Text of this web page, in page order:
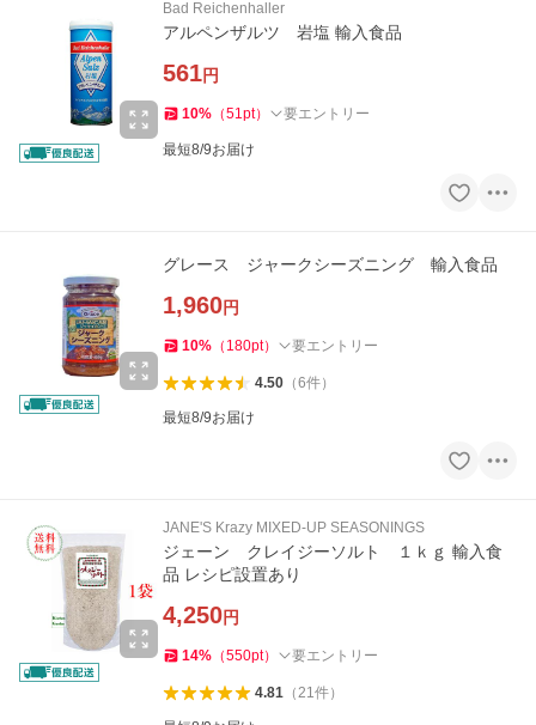
Bad Reichenhaller
アルペンザルツ 岩塩 輸入食品
561円
10% （51pt） 要エントリー
最短8/9お届け
グレース ジャークシーズニング 輸入食品
1,960円
10% （ 180pt） 要エントリー
4.50（6件）
最短8/9お届け
JANE'S Krazy MIXED-UP SEASONINGS
ジェーン クレイジーソルト １ｋｇ 輸入食
品 レシピ設置あり
4,250円
14% （550pt） 要エントリー
4.81（21件）